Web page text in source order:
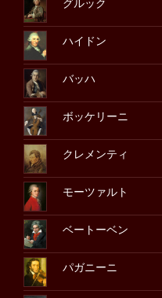
グルック
ハイドン
バッハ
ボッケリーニ
クレメンティ
モーツァルト
ベートーベン
パガニーニ